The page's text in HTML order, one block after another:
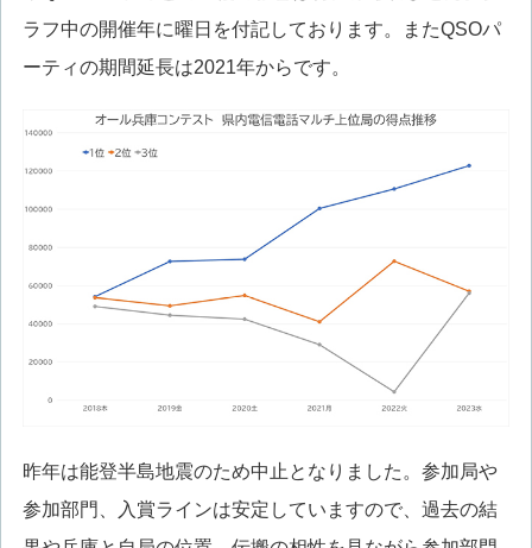
ラフ中の開催年に曜日を付記しております。またQSOパ
ーティの期間延長は2021年からです。
昨年は能登半島地震のため中止となりました。参加局や
参加部門、入賞ラインは安定していますので、過去の結